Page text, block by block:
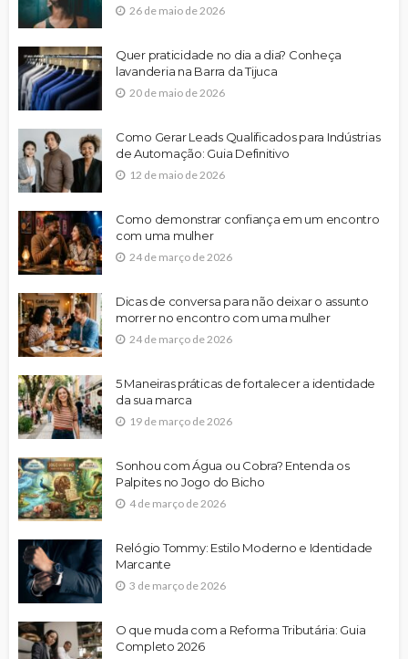
26 de maio de 2026
Quer praticidade no dia a dia? Conheça
lavanderia na Barra da Tijuca
20 de maio de 2026
Como Gerar Leads Qualificados para Indústrias
de Automação: Guia Definitivo
12 de maio de 2026
Como demonstrar confiança em um encontro
com uma mulher
24 de março de 2026
Dicas de conversa para não deixar o assunto
morrer no encontro com uma mulher
24 de março de 2026
5 Maneiras práticas de fortalecer a identidade
da sua marca
19 de março de 2026
Sonhou com Água ou Cobra? Entenda os
Palpites no Jogo do Bicho
4 de março de 2026
Relógio Tommy: Estilo Moderno e Identidade
Marcante
3 de março de 2026
O que muda com a Reforma Tributária: Guia
Completo 2026